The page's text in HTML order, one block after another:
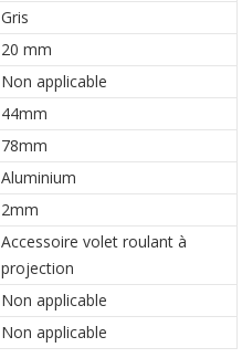
Gris
20 mm
Non applicable
44mm
78mm
Aluminium
2mm
Accessoire volet roulant à
projection
Non applicable
Non applicable